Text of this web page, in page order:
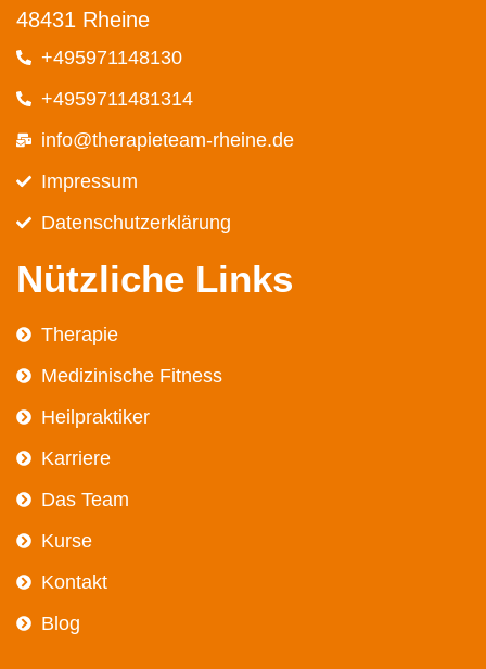
48431 Rheine
+495971148130
+4959711481314
info@therapieteam-rheine.de
Impressum
Datenschutz­erklärung
Nützliche Links
Therapie
Medizinische Fitness
Heilpraktiker
Karriere
Das Team
Kurse
Kontakt
Blog